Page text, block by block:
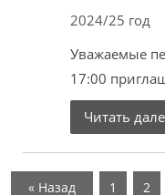
2024/25 год
Уважаемые
17:00
Читать
« Назад 1 2